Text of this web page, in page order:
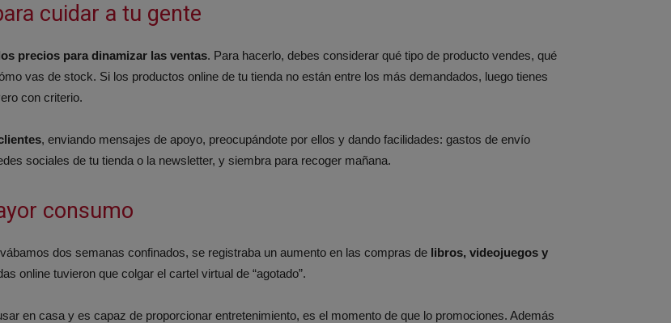
cuidar a tu gente
precios para dinamizar las ventas. Para hacerlo, debes considerar qué tipo de producto vendes, qué
vas de stock. Si los productos online de tu tienda no están entre los más demandados, luego tienes
con criterio.
, enviando mensajes de apoyo, preocupándote por ellos y dando facilidades: gastos de envío
sociales de tu tienda o la newsletter, y siembra para recoger mañana.
consumo
dos semanas confinados, se registraba un aumento en las compras de libros, videojuegos y
online tuvieron que colgar el cartel virtual de “agotado”.
en casa y es capaz de proporcionar entretenimiento, es el momento de que lo promociones. Además